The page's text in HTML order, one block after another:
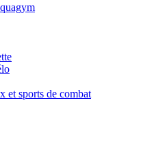
et sports de combat